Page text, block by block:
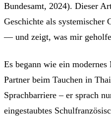
Bundesamt, 2024). Dieser
Geschichte als systemischer
— und zeigt, was mir
Es begann wie ein
Partner beim Tauchen in
Sprachbarriere – er sprach
eingestaubtes